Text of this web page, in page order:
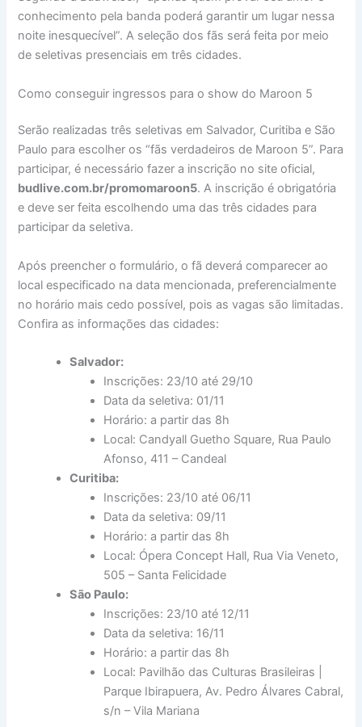
conhecimento pela banda poderá garantir um lugar nessa
noite inesquecível”. A seleção dos fãs será feita por meio
de seletivas presenciais em três cidades.
Como conseguir ingressos para o show do Maroon 5
Serão realizadas três seletivas em Salvador, Curitiba e São
Paulo para escolher os “fãs verdadeiros de Maroon 5”. Para
participar, é necessário fazer a inscrição no site oficial,
budlive.com.br/promomaroon5. A inscrição é obrigatória
e deve ser feita escolhendo uma das três cidades para
participar da seletiva.
Após preencher o formulário, o fã deverá comparecer ao
local especificado na data mencionada, preferencialmente
no horário mais cedo possível, pois as vagas são limitadas.
Confira as informações das cidades:
Salvador:
Inscrições: 23/10 até 29/10
Data da seletiva: 01/11
Horário: a partir das 8h
Local: Candyall Guetho Square, Rua Paulo
Afonso, 411 – Candeal
Curitiba:
Inscrições: 23/10 até 06/11
Data da seletiva: 09/11
Horário: a partir das 8h
Local: Ópera Concept Hall, Rua Via Veneto,
505 – Santa Felicidade
São Paulo:
Inscrições: 23/10 até 12/11
Data da seletiva: 16/11
Horário: a partir das 8h
Local: Pavilhão das Culturas Brasileiras |
Parque Ibirapuera, Av. Pedro Álvares Cabral,
s/n – Vila Mariana